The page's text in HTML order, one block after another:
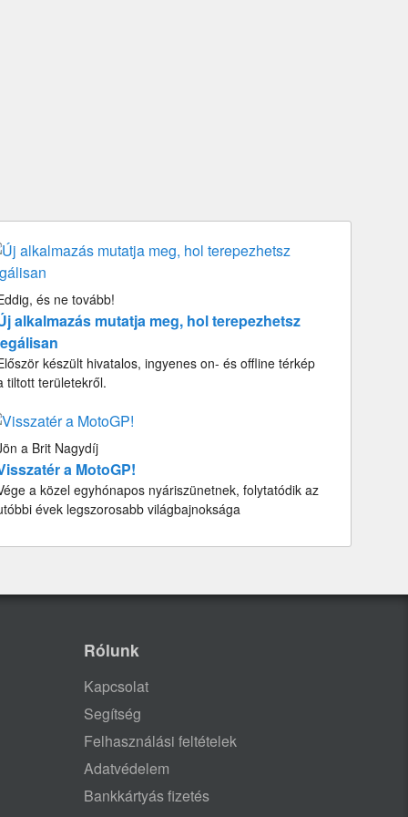
és ne tovább!
alkalmazás mutatja meg, hol terepezhetsz
készült hivatalos, ingyenes on- és offline térkép
tiltott területekről.
a Brit Nagydíj
a MotoGP!
a közel egyhónapos nyáriszünetnek, folytatódik az
évek legszorosabb világbajnoksága
Rólunk
Kapcsolat
Segítség
Felhasználási feltételek
Adatvédelem
Bankkártyás fizetés